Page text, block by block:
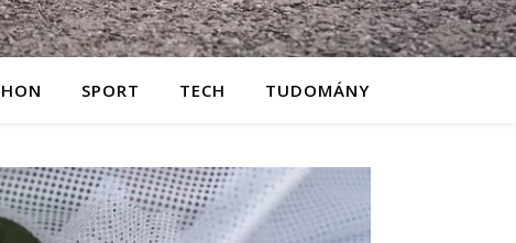
SPORT TECH TUDOMÁNY